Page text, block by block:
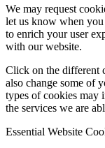
We may request
let us know when
to enrich your user
with our website.
Click on the different
also change some of
types of cookies may
the services we are
Essential Website